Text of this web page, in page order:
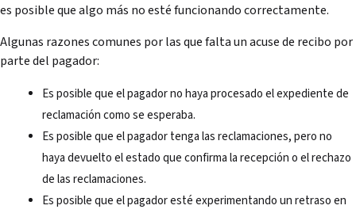
es posible que algo más no esté funcionando correctamente.
Algunas razones comunes por las que falta un acuse de recibo por
parte del pagador:
Es posible que el pagador no haya procesado el expediente de
reclamación como se esperaba.
Es posible que el pagador tenga las reclamaciones, pero no
haya devuelto el estado que confirma la recepción o el rechazo
de las reclamaciones.
Es posible que el pagador esté experimentando un retraso en